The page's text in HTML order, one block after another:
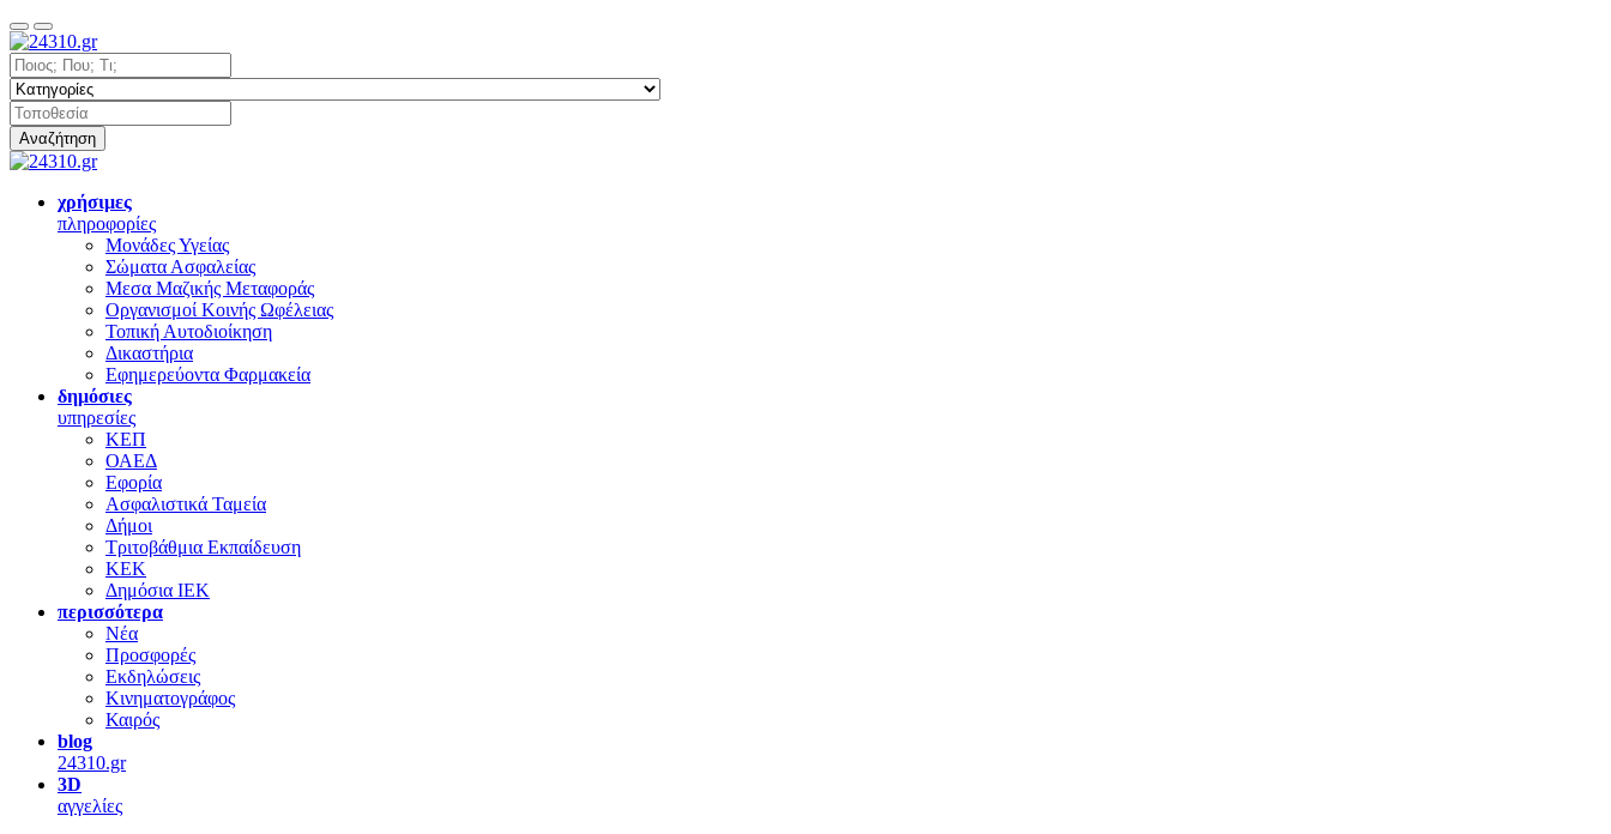
Αναζήτηση
χρήσιμες
πληροφορίες
Μονάδες Υγείας
Σώματα Ασφαλείας
Μεσα Μαζικής Μεταφοράς
Οργανισμοί Κοινής Ωφέλειας
Τοπική Αυτοδιοίκηση
Δικαστήρια
Εφημερεύοντα Φαρμακεία
δημόσιες
υπηρεσίες
ΚΕΠ
ΟΑΕΔ
Εφορία
Ασφαλιστικά Ταμεία
Δήμοι
Τριτοβάθμια Εκπαίδευση
ΚΕΚ
Δημόσια ΙΕΚ
περισσότερα
Νέα
Προσφορές
Εκδηλώσεις
Κινηματογράφος
Καιρός
blog
24310.gr
3D
αγγελίες